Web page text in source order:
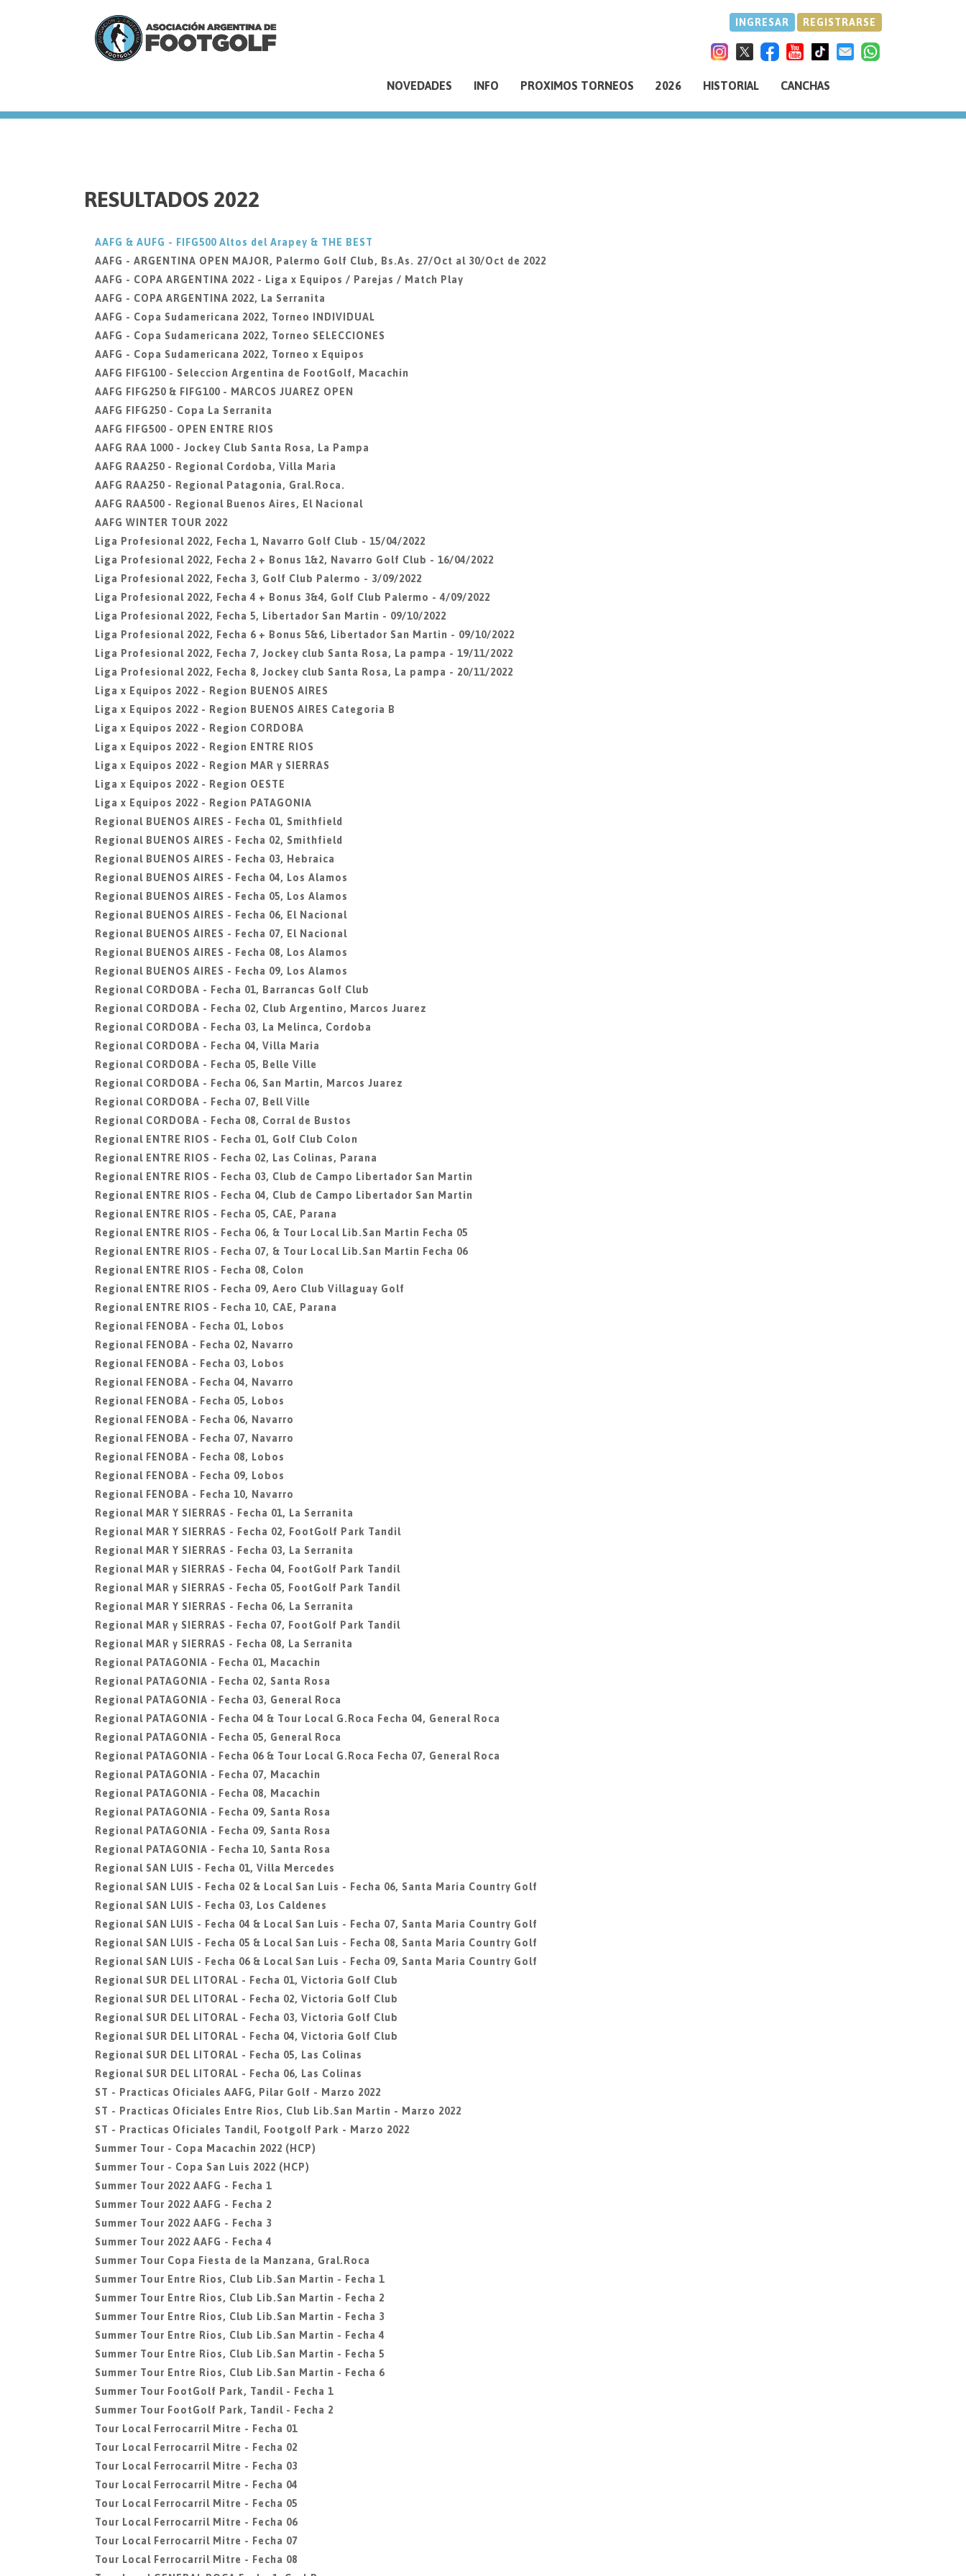
we
INGRESAR REGISTRARSE
NOVEDADES INFO PROXIMOS TORNEOS 2026 HISTORIAL CANCHAS
RESULTADOS 2022
AAFG & AUFG - FIFG500 Altos del Arapey & THE BEST
AAFG - ARGENTINA OPEN MAJOR, Palermo Golf Club, Bs.As. 27/Oct al 30/Oct de 2022
AAFG - COPA ARGENTINA 2022 - Liga x Equipos / Parejas / Match Play
AAFG - COPA ARGENTINA 2022, La Serranita
AAFG - Copa Sudamericana 2022, Torneo INDIVIDUAL
AAFG - Copa Sudamericana 2022, Torneo SELECCIONES
AAFG - Copa Sudamericana 2022, Torneo x Equipos
AAFG FIFG100 - Seleccion Argentina de FootGolf, Macachin
AAFG FIFG250 & FIFG100 - MARCOS JUAREZ OPEN
AAFG FIFG250 - Copa La Serranita
AAFG FIFG500 - OPEN ENTRE RIOS
AAFG RAA 1000 - Jockey Club Santa Rosa, La Pampa
AAFG RAA250 - Regional Cordoba, Villa Maria
AAFG RAA250 - Regional Patagonia, Gral.Roca.
AAFG RAA500 - Regional Buenos Aires, El Nacional
AAFG WINTER TOUR 2022
Liga Profesional 2022, Fecha 1, Navarro Golf Club - 15/04/2022
Liga Profesional 2022, Fecha 2 + Bonus 1&2, Navarro Golf Club - 16/04/2022
Liga Profesional 2022, Fecha 3, Golf Club Palermo - 3/09/2022
Liga Profesional 2022, Fecha 4 + Bonus 3&4, Golf Club Palermo - 4/09/2022
Liga Profesional 2022, Fecha 5, Libertador San Martin - 09/10/2022
Liga Profesional 2022, Fecha 6 + Bonus 5&6, Libertador San Martin - 09/10/2022
Liga Profesional 2022, Fecha 7, Jockey club Santa Rosa, La pampa - 19/11/2022
Liga Profesional 2022, Fecha 8, Jockey club Santa Rosa, La pampa - 20/11/2022
Liga x Equipos 2022 - Region BUENOS AIRES
Liga x Equipos 2022 - Region BUENOS AIRES Categoria B
Liga x Equipos 2022 - Region CORDOBA
Liga x Equipos 2022 - Region ENTRE RIOS
Liga x Equipos 2022 - Region MAR y SIERRAS
Liga x Equipos 2022 - Region OESTE
Liga x Equipos 2022 - Region PATAGONIA
Regional BUENOS AIRES - Fecha 01, Smithfield
Regional BUENOS AIRES - Fecha 02, Smithfield
Regional BUENOS AIRES - Fecha 03, Hebraica
Regional BUENOS AIRES - Fecha 04, Los Alamos
Regional BUENOS AIRES - Fecha 05, Los Alamos
Regional BUENOS AIRES - Fecha 06, El Nacional
Regional BUENOS AIRES - Fecha 07, El Nacional
Regional BUENOS AIRES - Fecha 08, Los Alamos
Regional BUENOS AIRES - Fecha 09, Los Alamos
Regional CORDOBA - Fecha 01, Barrancas Golf Club
Regional CORDOBA - Fecha 02, Club Argentino, Marcos Juarez
Regional CORDOBA - Fecha 03, La Melinca, Cordoba
Regional CORDOBA - Fecha 04, Villa Maria
Regional CORDOBA - Fecha 05, Belle Ville
Regional CORDOBA - Fecha 06, San Martin, Marcos Juarez
Regional CORDOBA - Fecha 07, Bell Ville
Regional CORDOBA - Fecha 08, Corral de Bustos
Regional ENTRE RIOS - Fecha 01, Golf Club Colon
Regional ENTRE RIOS - Fecha 02, Las Colinas, Parana
Regional ENTRE RIOS - Fecha 03, Club de Campo Libertador San Martin
Regional ENTRE RIOS - Fecha 04, Club de Campo Libertador San Martin
Regional ENTRE RIOS - Fecha 05, CAE, Parana
Regional ENTRE RIOS - Fecha 06, & Tour Local Lib.San Martin Fecha 05
Regional ENTRE RIOS - Fecha 07, & Tour Local Lib.San Martin Fecha 06
Regional ENTRE RIOS - Fecha 08, Colon
Regional ENTRE RIOS - Fecha 09, Aero Club Villaguay Golf
Regional ENTRE RIOS - Fecha 10, CAE, Parana
Regional FENOBA - Fecha 01, Lobos
Regional FENOBA - Fecha 02, Navarro
Regional FENOBA - Fecha 03, Lobos
Regional FENOBA - Fecha 04, Navarro
Regional FENOBA - Fecha 05, Lobos
Regional FENOBA - Fecha 06, Navarro
Regional FENOBA - Fecha 07, Navarro
Regional FENOBA - Fecha 08, Lobos
Regional FENOBA - Fecha 09, Lobos
Regional FENOBA - Fecha 10, Navarro
Regional MAR Y SIERRAS - Fecha 01, La Serranita
Regional MAR Y SIERRAS - Fecha 02, FootGolf Park Tandil
Regional MAR Y SIERRAS - Fecha 03, La Serranita
Regional MAR y SIERRAS - Fecha 04, FootGolf Park Tandil
Regional MAR y SIERRAS - Fecha 05, FootGolf Park Tandil
Regional MAR Y SIERRAS - Fecha 06, La Serranita
Regional MAR y SIERRAS - Fecha 07, FootGolf Park Tandil
Regional MAR y SIERRAS - Fecha 08, La Serranita
Regional PATAGONIA - Fecha 01, Macachin
Regional PATAGONIA - Fecha 02, Santa Rosa
Regional PATAGONIA - Fecha 03, General Roca
Regional PATAGONIA - Fecha 04 & Tour Local G.Roca Fecha 04, General Roca
Regional PATAGONIA - Fecha 05, General Roca
Regional PATAGONIA - Fecha 06 & Tour Local G.Roca Fecha 07, General Roca
Regional PATAGONIA - Fecha 07, Macachin
Regional PATAGONIA - Fecha 08, Macachin
Regional PATAGONIA - Fecha 09, Santa Rosa
Regional PATAGONIA - Fecha 09, Santa Rosa
Regional PATAGONIA - Fecha 10, Santa Rosa
Regional SAN LUIS - Fecha 01, Villa Mercedes
Regional SAN LUIS - Fecha 02 & Local San Luis - Fecha 06, Santa Maria Country Golf
Regional SAN LUIS - Fecha 03, Los Caldenes
Regional SAN LUIS - Fecha 04 & Local San Luis - Fecha 07, Santa Maria Country Golf
Regional SAN LUIS - Fecha 05 & Local San Luis - Fecha 08, Santa Maria Country Golf
Regional SAN LUIS - Fecha 06 & Local San Luis - Fecha 09, Santa Maria Country Golf
Regional SUR DEL LITORAL - Fecha 01, Victoria Golf Club
Regional SUR DEL LITORAL - Fecha 02, Victoria Golf Club
Regional SUR DEL LITORAL - Fecha 03, Victoria Golf Club
Regional SUR DEL LITORAL - Fecha 04, Victoria Golf Club
Regional SUR DEL LITORAL - Fecha 05, Las Colinas
Regional SUR DEL LITORAL - Fecha 06, Las Colinas
ST - Practicas Oficiales AAFG, Pilar Golf - Marzo 2022
ST - Practicas Oficiales Entre Rios, Club Lib.San Martin - Marzo 2022
ST - Practicas Oficiales Tandil, Footgolf Park - Marzo 2022
Summer Tour - Copa Macachin 2022 (HCP)
Summer Tour - Copa San Luis 2022 (HCP)
Summer Tour 2022 AAFG - Fecha 1
Summer Tour 2022 AAFG - Fecha 2
Summer Tour 2022 AAFG - Fecha 3
Summer Tour 2022 AAFG - Fecha 4
Summer Tour Copa Fiesta de la Manzana, Gral.Roca
Summer Tour Entre Rios, Club Lib.San Martin - Fecha 1
Summer Tour Entre Rios, Club Lib.San Martin - Fecha 2
Summer Tour Entre Rios, Club Lib.San Martin - Fecha 3
Summer Tour Entre Rios, Club Lib.San Martin - Fecha 4
Summer Tour Entre Rios, Club Lib.San Martin - Fecha 5
Summer Tour Entre Rios, Club Lib.San Martin - Fecha 6
Summer Tour FootGolf Park, Tandil - Fecha 1
Summer Tour FootGolf Park, Tandil - Fecha 2
Tour Local Ferrocarril Mitre - Fecha 01
Tour Local Ferrocarril Mitre - Fecha 02
Tour Local Ferrocarril Mitre - Fecha 03
Tour Local Ferrocarril Mitre - Fecha 04
Tour Local Ferrocarril Mitre - Fecha 05
Tour Local Ferrocarril Mitre - Fecha 06
Tour Local Ferrocarril Mitre - Fecha 07
Tour Local Ferrocarril Mitre - Fecha 08